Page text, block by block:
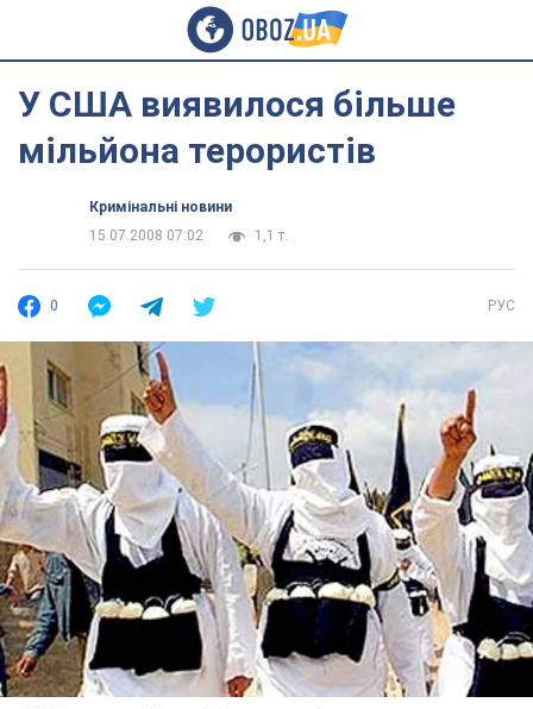
У США виявилося більше
мільйона терористів
Кримінальні новини
15.07.2008 07:02
1,1 т.
0 РУС